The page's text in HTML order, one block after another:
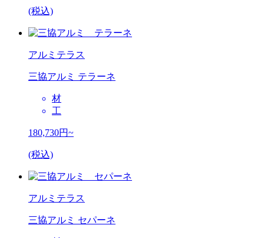
(税込)
アルミテラス
三協アルミ テラーネ
材
工
180,730円~
(税込)
アルミテラス
三協アルミ セパーネ